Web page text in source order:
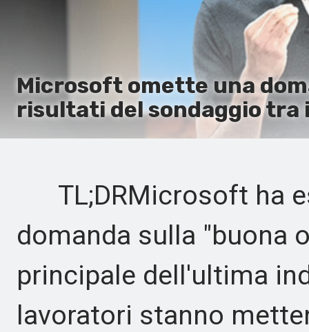
Microsoft omette una
risultati del sondaggio tra
TL;DRMicrosoft ha
domanda sulla "buona
principale dell'ultima
lavoratori stanno